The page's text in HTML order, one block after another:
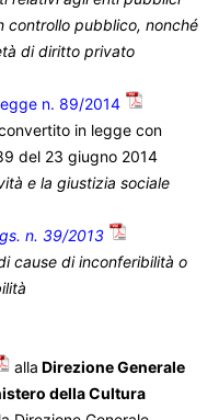
controllo pubblico, nonché
di diritto privato
n. 89/2014
in legge con
del 23 giugno 2014
e la giustizia sociale
n. 39/2013
cause di inconferibilità o
alla Direzione Generale
della Cultura